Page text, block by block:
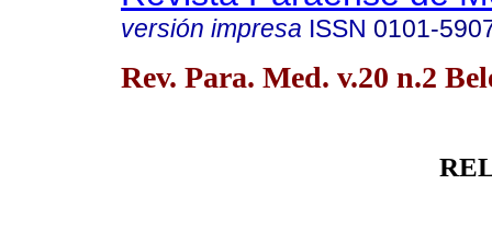
versión impresa ISSN 0101-
Rev. Para. Med. v.20 n.2